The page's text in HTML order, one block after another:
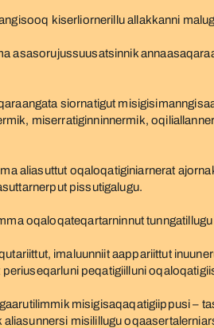
kiserliornerillu allakkanni
asasorujussuusatsinnik
siornatigut
miserratiginninnermik,
aliasuttut oqaloqatiginiarnerat
pissutigalugu.
oqaloqateqartarninnut
imaluunniit aappariittut
peqatigiilluni
misigisaqaqatigiippusi –
misilillugu